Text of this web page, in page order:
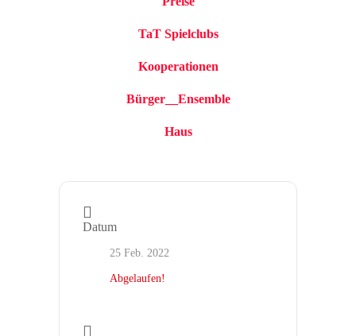
TaT Spielclubs
Kooperationen
Bürger__Ensemble
Haus
Datum
25 Feb. 2022
Abgelaufen!